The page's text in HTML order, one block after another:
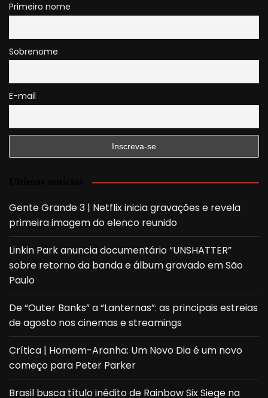
Primeiro nome
Sobrenome
E-mail
Gente Grande 3 | Netflix inicia gravações e revela
primeira imagem do elenco reunido
Linkin Park anuncia documentário “UNSHATTER”
sobre retorno da banda e álbum gravado em São
Paulo
De “Outer Banks” a “Lanternas”: as principais estreias
de agosto nos cinemas e streamings
Crítica | Homem-Aranha: Um Novo Dia é um novo
começo para Peter Parker
Brasil busca título inédito de Rainbow Six Siege na